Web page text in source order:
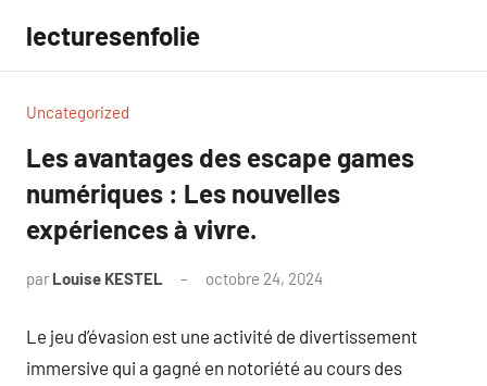
contenu
lecturesenfolie
Uncategorized
Les avantages des escape games
numériques : Les nouvelles
expériences à vivre.
par Louise KESTEL octobre 24, 2024
Le jeu d’évasion est une activité de divertissement
immersive qui a gagné en notoriété au cours des